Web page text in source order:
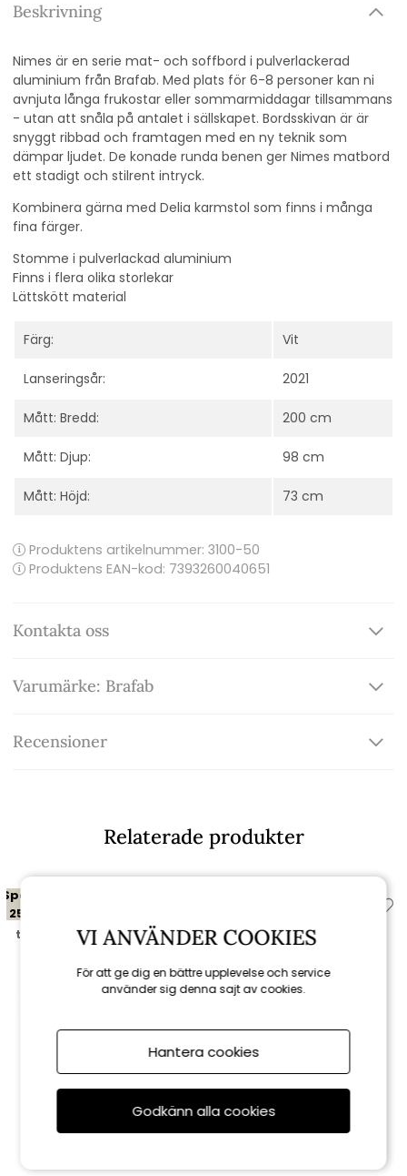
Beskrivning
Nimes är en serie mat- och soffbord i pulverlackerad
aluminium från Brafab. Med plats för 6-8 personer kan ni
avnjuta långa frukostar eller sommarmiddagar tillsammans
- utan att snåla på antalet i sällskapet. Bordsskivan är är
snyggt ribbad och framtagen med en ny teknik som
dämpar ljudet. De konade runda benen ger Nimes matbord
ett stadigt och stilrent intryck.
Kombinera gärna med Delia karmstol som finns i många
fina färger.
Stomme i pulverlackad aluminium
Finns i flera olika storlekar
Lättskött material
Färg: Vit
Lanseringsår: 2021
Mått: Bredd: 200 cm
Mått: Djup: 98 cm
Mått: Höjd: 73 cm
Produktens artikelnummer: 3100-50
Produktens EAN-kod: 7393260040651
Kontakta oss
Varumärke: Brafab
Recensioner
Relaterade produkter
Spara
25%
till 16/8
Brafab
Delia karmstol - vit
1 290 kr
till 16/8
Brafab
Delia matstol - vit
1 150 kr
VI ANVÄNDER COOKIES
För att ge dig en bättre upplevelse och service
använder sig denna sajt av cookies.
Hantera cookies
Godkänn alla cookies